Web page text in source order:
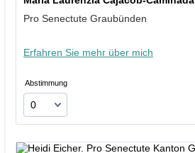
Pro Senectute Graubünden
Erfahren Sie mehr über mich
Abstimmung